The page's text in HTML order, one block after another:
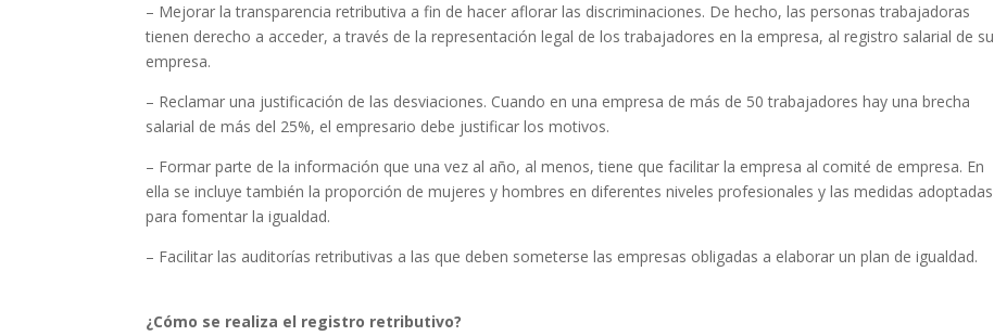
– Mejorar la transparencia retributiva a fin de hacer aflorar las discriminaciones. De hecho, las personas trabajadoras
tienen derecho a acceder, a través de la representación legal de los trabajadores en la empresa, al registro salarial de su
empresa.
– Reclamar una justificación de las desviaciones. Cuando en una empresa de más de 50 trabajadores hay una brecha
salarial de más del 25%, el empresario debe justificar los motivos.
– Formar parte de la información que una vez al año, al menos, tiene que facilitar la empresa al comité de empresa. En
ella se incluye también la proporción de mujeres y hombres en diferentes niveles profesionales y las medidas adoptadas
para fomentar la igualdad.
– Facilitar las auditorías retributivas a las que deben someterse las empresas obligadas a elaborar un plan de igualdad.
¿Cómo se realiza el registro retributivo?